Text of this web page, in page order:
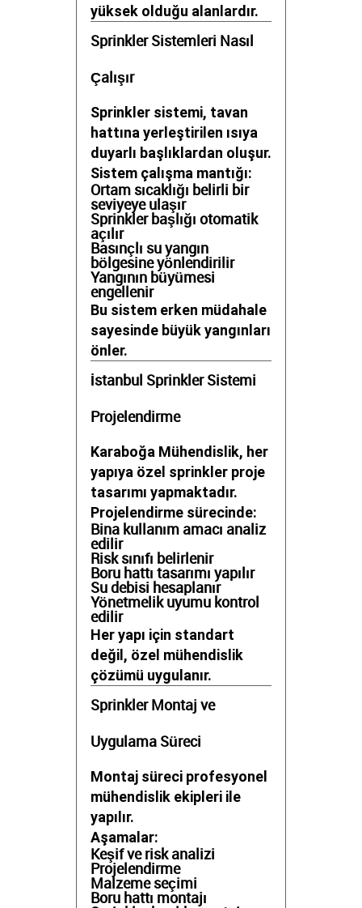
yüksek olduğu alanlardır.
Sprinkler Sistemleri Nasıl
Çalışır
Sprinkler sistemi, tavan
hattına yerleştirilen ısıya
duyarlı başlıklardan oluşur.
Sistem çalışma mantığı:
Ortam sıcaklığı belirli bir
seviyeye ulaşır
Sprinkler başlığı otomatik
açılır
Basınçlı su yangın
bölgesine yönlendirilir
Yangının büyümesi
engellenir
Bu sistem erken müdahale
sayesinde büyük yangınları
önler.
İstanbul Sprinkler Sistemi
Projelendirme
Karaboğa Mühendislik, her
yapıya özel sprinkler proje
tasarımı yapmaktadır.
Projelendirme sürecinde:
Bina kullanım amacı analiz
edilir
Risk sınıfı belirlenir
Boru hattı tasarımı yapılır
Su debisi hesaplanır
Yönetmelik uyumu kontrol
edilir
Her yapı için standart
değil, özel mühendislik
çözümü uygulanır.
Sprinkler Montaj ve
Uygulama Süreci
Montaj süreci profesyonel
mühendislik ekipleri ile
yapılır.
Aşamalar:
Keşif ve risk analizi
Projelendirme
Malzeme seçimi
Boru hattı montajı